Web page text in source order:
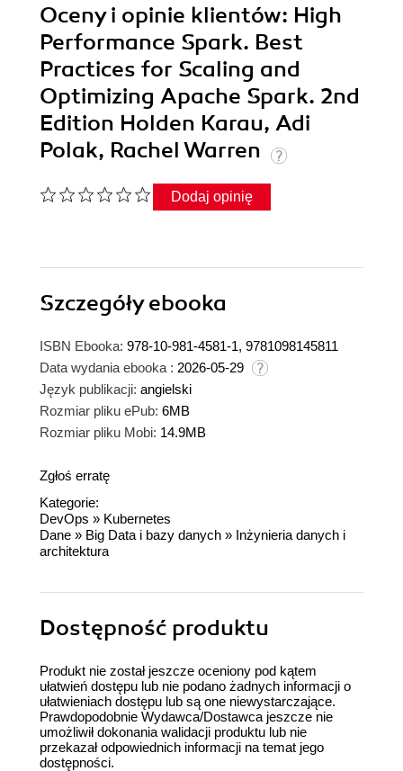
Oceny i opinie klientów: High
Performance Spark. Best
Practices for Scaling and
Optimizing Apache Spark. 2nd
Edition Holden Karau, Adi
Polak, Rachel Warren
Dodaj opinię
Szczegółyebooka
ISBN Ebooka: 978-10-981-4581-1, 9781098145811
Data wydania ebooka : 2026-05-29
Język publikacji: angielski
Rozmiar pliku ePub: 6MB
Rozmiar pliku Mobi: 14.9MB
Zgłoś erratę
Kategorie:
DevOps » Kubernetes
Dane » Big Data i bazy danych » Inżynieria danych i
architektura
Dostępność produktu
Produkt nie został jeszcze oceniony pod kątem
ułatwień dostępu lub nie podano żadnych informacji o
ułatwieniach dostępu lub są one niewystarczające.
Prawdopodobnie Wydawca/Dostawca jeszcze nie
umożliwił dokonania walidacji produktu lub nie
przekazał odpowiednich informacji na temat jego
dostępności.